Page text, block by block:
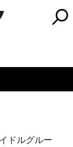
ドルグルー